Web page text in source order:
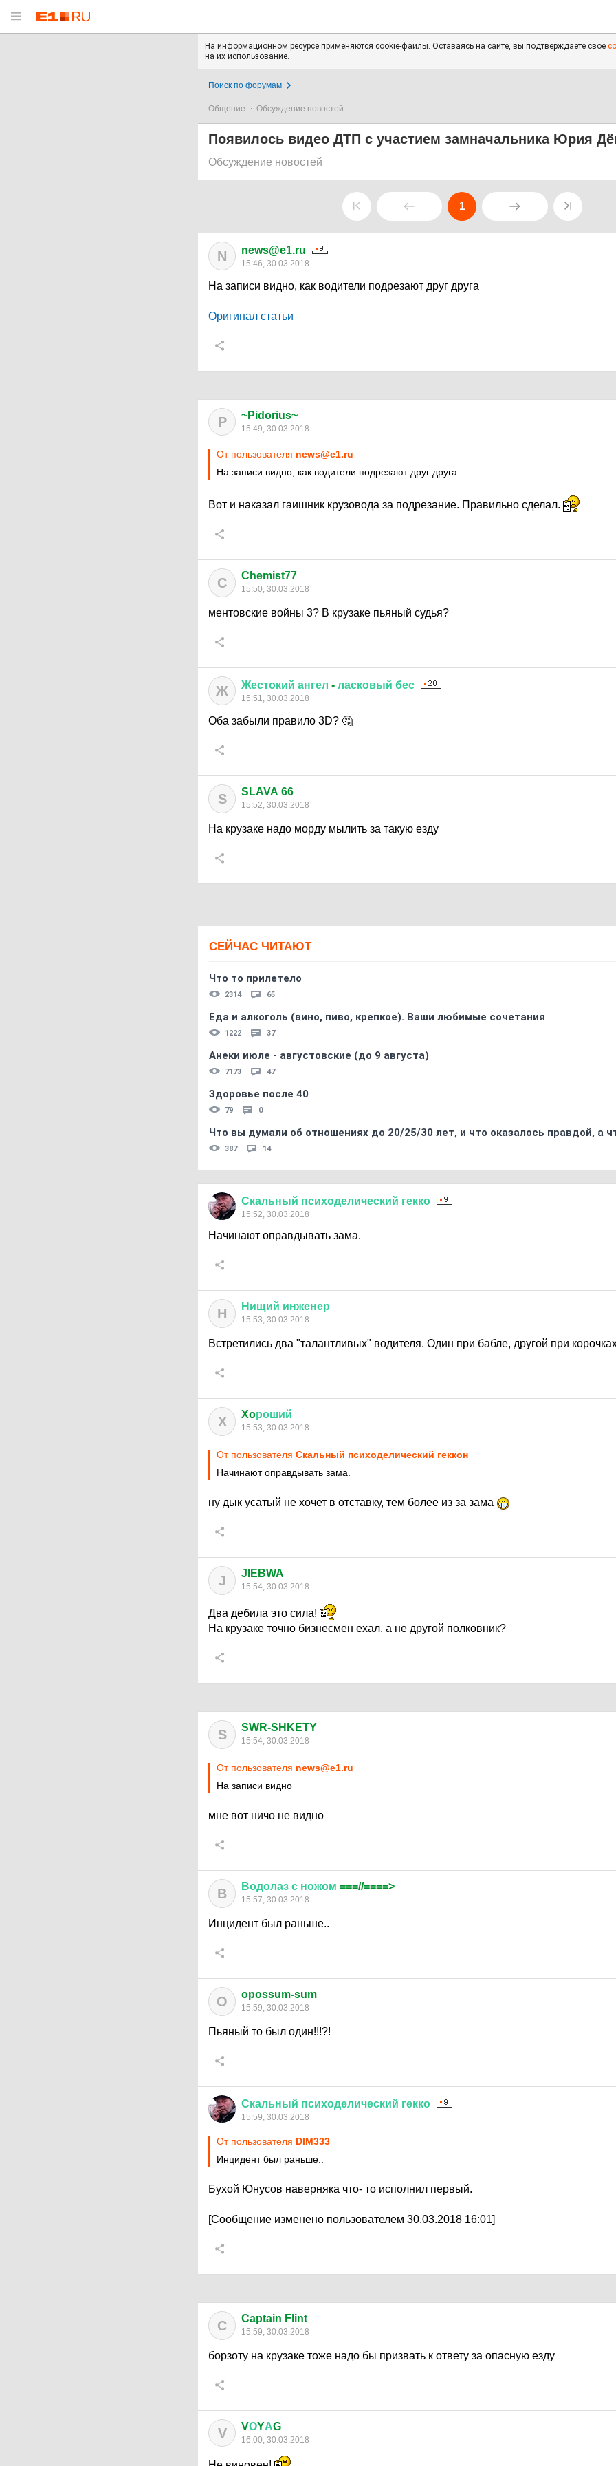
На информационном ресурсе применяются cookie-файлы. Оставаясь на сайте, вы подтверждаете свое
на их использование.
Поиск по форумам
Общение Обсуждение новостей
Появилось видео ДТП с участием замначальника Юрия
Обсуждение новостей
1
N news@e1.ru
15:46, 30.03.2018
На записи видно, как водители подрезают друг друга
Оригинал статьи
P ~Pidorius~
15:49, 30.03.2018
От пользователя news@e1.ru
На записи видно, как водители подрезают друг друга
Вот и наказал гаишник крузовода за подрезание. Правильно сделал.
C Chemist77
15:50, 30.03.2018
ментовские войны 3? В крузаке пьяный судья?
Ж Жестокий ангел - ласковый бес
15:51, 30.03.2018
Оба забыли правило 3D? 🤔
S SLAVA 66
15:52, 30.03.2018
На крузаке надо морду мылить за такую езду
СЕЙЧАС ЧИТАЮТ
Что то прилетело
2314 65
Еда и алкоголь (вино, пиво, крепкое). Ваши любимые сочетания
1222 37
Анеки июле - августовские (до 9 августа)
7173 47
Здоровье после 40
79 0
Что вы думали об отношениях до 20/25/30 лет, и что оказалось правдой, а
387 14
Скальный психоделический гекко
15:52, 30.03.2018
Начинают оправдывать зама.
Н Нищий инженер
15:53, 30.03.2018
Встретились два "талантливых" водителя. Один при бабле, другой при
X Xoроший
15:53, 30.03.2018
От пользователя Скальный психоделический геккон
Начинают оправдывать зама.
ну дык усатый не хочет в отставку, тем более из за зама
J JIEBWA
15:54, 30.03.2018
Два дебила это сила!
На крузаке точно бизнесмен ехал, а не другой полковник?
S SWR-SHKETY
15:54, 30.03.2018
От пользователя news@e1.ru
На записи видно
мне вот ничо не видно
В Водолаз с ножом ===//====>
15:57, 30.03.2018
Инцидент был раньше..
O opossum-sum
15:59, 30.03.2018
Пьяный то был один!!!?!
Скальный психоделический гекко
15:59, 30.03.2018
От пользователя DIM333
Инцидент был раньше..
Бухой Юнусов наверняка что- то исполнил первый.
[Сообщение изменено пользователем 30.03.2018 16:01]
C Captain Flint
15:59, 30.03.2018
борзоту на крузаке тоже надо бы призвать к ответу за опасную езду
V VОYАG
16:00, 30.03.2018